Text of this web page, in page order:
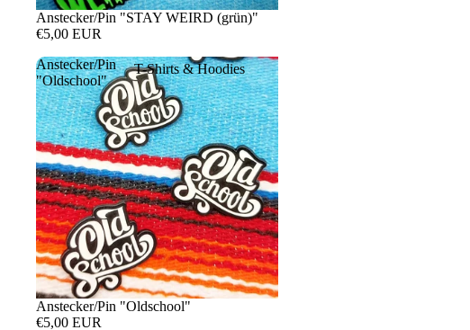
T-Shirts & Hoodies
Anstecker/Pin "STAY WEIRD (grün)"
€5,00 EUR
Anstecker/Pin
"Oldschool"
Anstecker/Pin "Oldschool"
€5,00 EUR